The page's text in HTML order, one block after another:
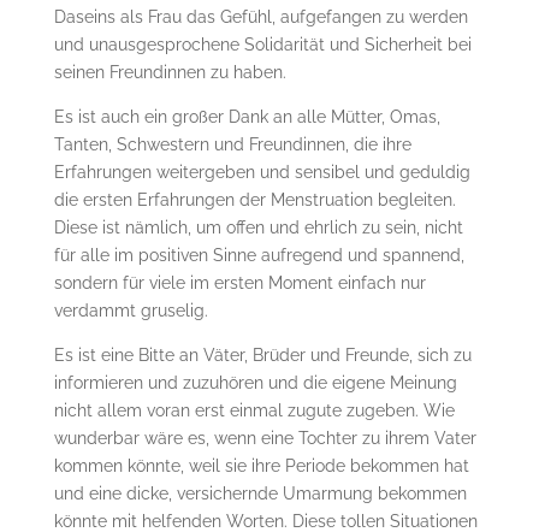
Daseins als Frau das Gefühl, aufgefangen zu werden
und unausgesprochene Solidarität und Sicherheit bei
seinen Freundinnen zu haben.
Es ist auch ein großer Dank an alle Mütter, Omas,
Tanten, Schwestern und Freundinnen, die ihre
Erfahrungen weitergeben und sensibel und geduldig
die ersten Erfahrungen der Menstruation begleiten.
Diese ist nämlich, um offen und ehrlich zu sein, nicht
für alle im positiven Sinne aufregend und spannend,
sondern für viele im ersten Moment einfach nur
verdammt gruselig.
Es ist eine Bitte an Väter, Brüder und Freunde, sich zu
informieren und zuzuhören und die eigene Meinung
nicht allem voran erst einmal zugute zugeben. Wie
wunderbar wäre es, wenn eine Tochter zu ihrem Vater
kommen könnte, weil sie ihre Periode bekommen hat
und eine dicke, versichernde Umarmung bekommen
könnte mit helfenden Worten. Diese tollen Situationen